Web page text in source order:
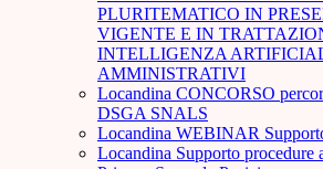
PLURITEMATICO IN
VIGENTE E IN
INTELLIGENZA
AMMINISTRATIVI
Locandina CONCORSO
DSGA SNALS
Locandina WEBINAR
Locandina Supporto procedure